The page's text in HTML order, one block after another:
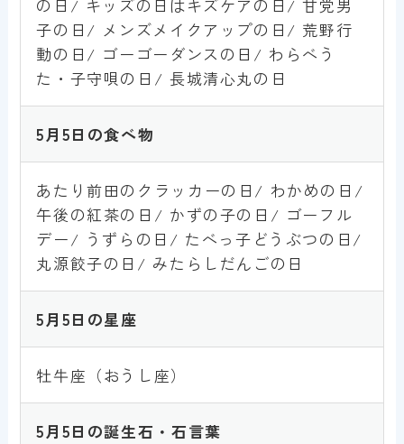
の日/ キッズの日はキズケアの日/ 甘党男
子の日/ メンズメイクアップの日/ 荒野行
動の日/ ゴーゴーダンスの日/ わらべう
た・子守唄の日/ 長城清心丸の日
5月5日の食べ物
あたり前田のクラッカーの日/ わかめの日/
午後の紅茶の日/ かずの子の日/ ゴーフル
デー/ うずらの日/ たべっ子どうぶつの日/
丸源餃子の日/ みたらしだんごの日
5月5日の星座
牡牛座（おうし座）
5月5日の誕生石・石言葉